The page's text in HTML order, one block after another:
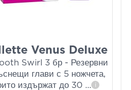
Venus Deluxe
Swirl 3 бр - Резервни
глави с 5 ножчета,
издържат до 30 ... i